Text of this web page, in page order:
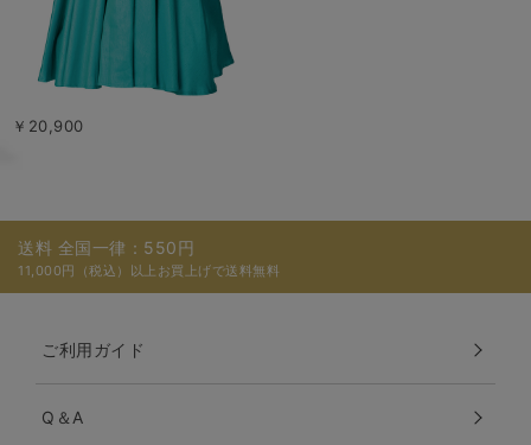
￥20,900
送料 全国一律：550円
11,000円（税込）以上お買上げで送料無料
ご利用ガイド
Q＆A